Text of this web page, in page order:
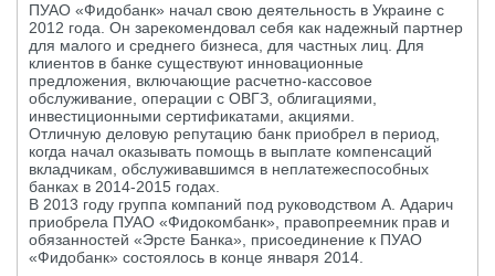
ПУАО «Фидобанк» начал свою деятельность в Украине с
2012 года. Он зарекомендовал себя как надежный партнер
для малого и среднего бизнеса, для частных лиц. Для
клиентов в банке существуют инновационные
предложения, включающие расчетно-кассовое
обслуживание, операции с ОВГЗ, облигациями,
инвестиционными сертификатами, акциями.
Отличную деловую репутацию банк приобрел в период,
когда начал оказывать помощь в выплате компенсаций
вкладчикам, обслуживавшимся в неплатежеспособных
банках в 2014-2015 годах.
В 2013 году группа компаний под руководством А. Адарич
приобрела ПУАО «Фидокомбанк», правопреемник прав и
обязанностей «Эрсте Банка», присоединение к ПУАО
«Фидобанк» состоялось в конце января 2014.